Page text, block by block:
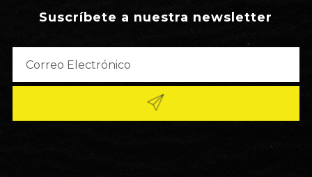
Suscríbete a nuestra newsletter